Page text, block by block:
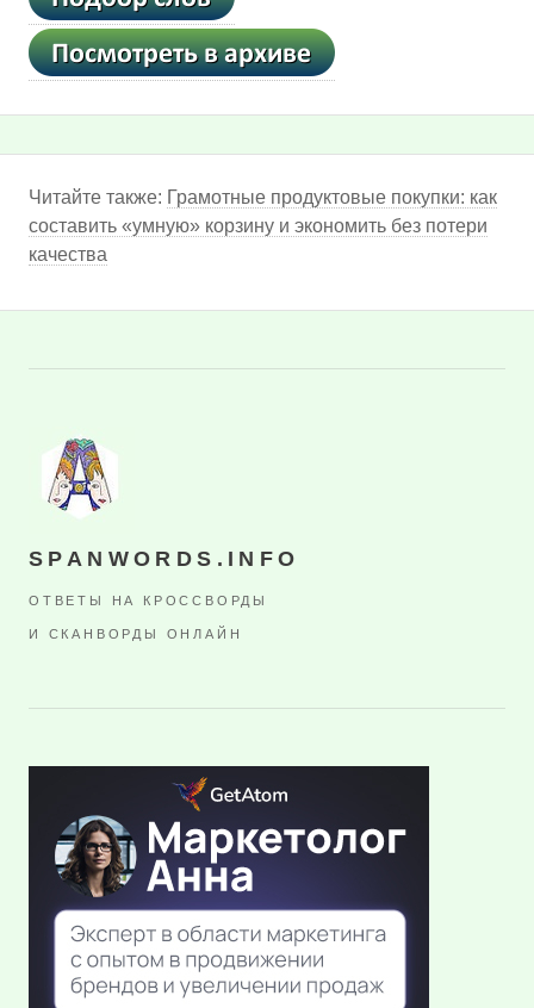
Читайте также: Грамотные продуктовые покупки: как
составить «умную» корзину и экономить без потери
качества
SPANWORDS.INFO
ОТВЕТЫ НА КРОССВОРДЫ
И СКАНВОРДЫ ОНЛАЙН